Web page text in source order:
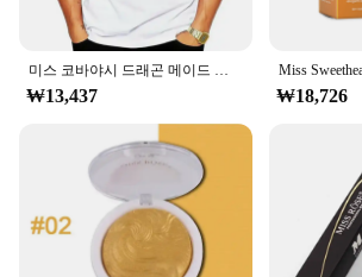
미스 코바야시 드래곤 메이드 토루 칸나 티셔츠
₩13,437 ₩18,726